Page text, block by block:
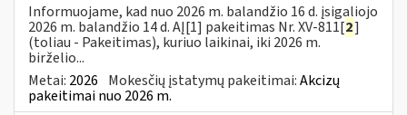
Informuojame, kad nuo 2026 m. balandžio 16 d. įsigaliojo
2026 m. balandžio 14 d. AĮ[1] pakeitimas Nr. XV-811[2]
(toliau - Pakeitimas), kuriuo laikinai, iki 2026 m.
birželio...
Metai: 2026 Mokesčių įstatymų pakeitimai:Akcizų
pakeitimai nuo 2026 m.